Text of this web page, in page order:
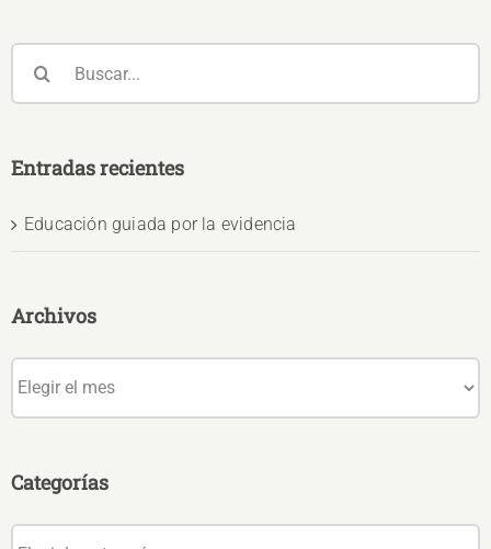
Entradas recientes
Educación guiada por la evidencia
Archivos
Categorías